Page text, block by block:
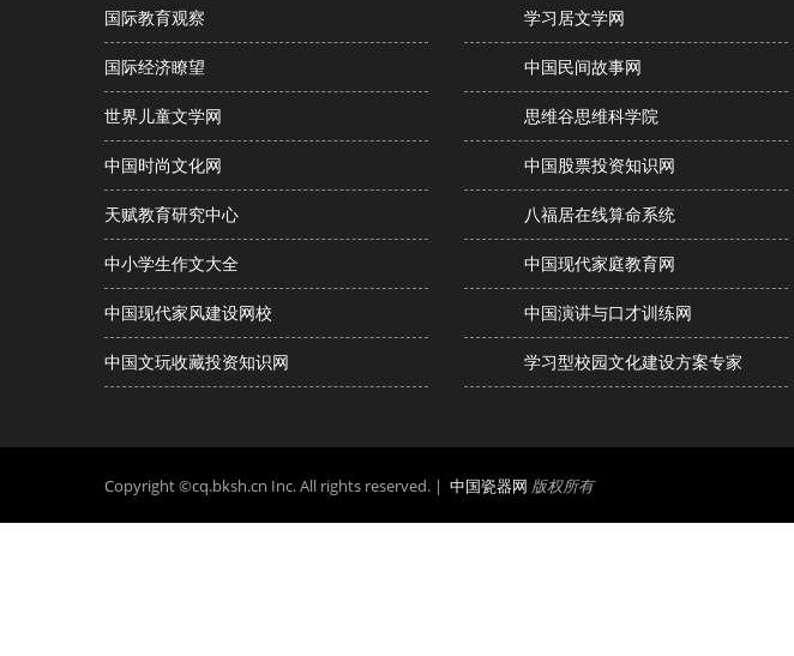
国际教育观察
国际经济瞭望
世界儿童文学网
中国时尚文化网
天赋教育研究中心
中小学生作文大全
中国现代家风建设网校
中国文玩收藏投资知识网
学习居文学网
中国民间故事网
思维谷思维科学院
中国股票投资知识网
八福居在线算命系统
中国现代家庭教育网
中国演讲与口才训练网
学习型校园文化建设方案专家
Copyright ©cq.bksh.cn Inc. All rights reserved. | 中国瓷器网 版权所有